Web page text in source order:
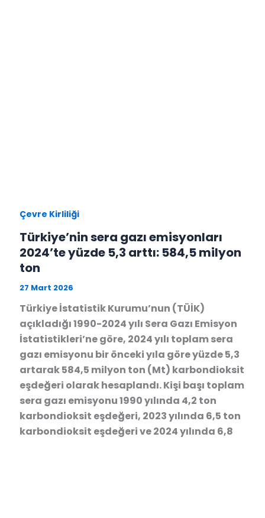
Çevre Kirliliği
Türkiye’nin sera gazı emisyonları
2024’te yüzde 5,3 arttı: 584,5 milyon
ton
27 Mart 2026
Türkiye İstatistik Kurumu’nun (TÜİK)
açıkladığı 1990-2024 yılı Sera Gazı Emisyon
İstatistikleri’ne göre, 2024 yılı toplam sera
gazı emisyonu bir önceki yıla göre yüzde 5,3
artarak 584,5 milyon ton (Mt) karbondioksit
eşdeğeri olarak hesaplandı. Kişi başı toplam
sera gazı emisyonu 1990 yılında 4,2 ton
karbondioksit eşdeğeri, 2023 yılında 6,5 ton
karbondioksit eşdeğeri ve 2024 yılında 6,8